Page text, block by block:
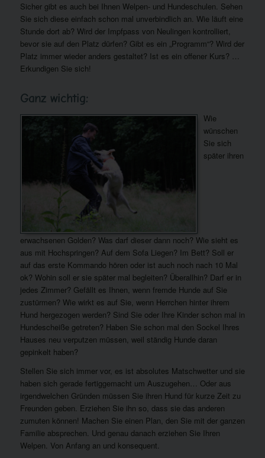
Sicher gibt es auch bei Ihnen Welpen- und Hundeschulen. Sehen
Sie sich diese einfach schon mal unverbindlich an. Wie läuft eine
Stunde dort ab? Wird der Impfpass von Neulingen kontrolliert,
bevor sie auf den Platz dürfen? Gibt es ein „Programm“? Wird der
Platz immer wieder anders gestaltet? Ist es ein offener Kurs? …
Erkundigen Sie sich!
Ganz wichtig:
Wie
wünschen
Sie sich
später ihren
erwachsenen Golden? Was darf dieser dann noch? Wie sieht es
aus mit Hochspringen? Auf dem Sofa Liegen? Im Bett? Soll er
auf das erste Kommando hören oder ist auch noch nach 10 Mal
ok? Wohin soll er sie später mal begleiten? Überallhin? Darf er in
jedes Zimmer? Gefällt es Ihnen, wenn fremde Hunde auf Sie
zustürmen? Wie wirkt es auf Sie, wenn Herrchen hinter ihrem
Hund hergezogen werden? Sind Sie oder Ihre Kinder schon mal in
Hundescheiße getreten? Haben Sie schon mal den Sockel Ihres
Hauses neu verputzen müssen, weil ständig Hunde daran
gepinkelt haben?
Stellen Sie sich immer vor, es ist absolutes Matschwetter und sie
haben sich gerade fertiggemacht um Auszugehen… Oder aus
irgendwelchen Gründen müssen Sie ihren Hund für kurze Zeit zu
Freunden geben. Erziehen Sie ihn so, dass sie das anderen
zumuten können! Machen Sie einen Plan, den Sie mit der ganzen
Familie absprechen. Und genau danach erziehen Sie Ihren
Welpen. Von Anfang an und konsequent.